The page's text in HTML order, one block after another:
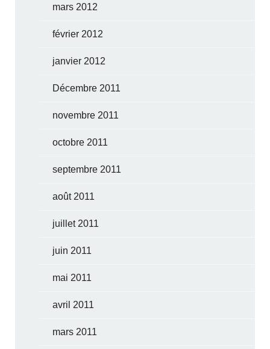
mars 2012
février 2012
janvier 2012
Décembre 2011
novembre 2011
octobre 2011
septembre 2011
août 2011
juillet 2011
juin 2011
mai 2011
avril 2011
mars 2011